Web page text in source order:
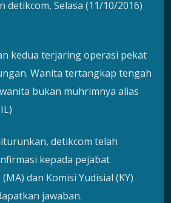
detikcom, Selasa (11/10/2016)
kedua terjaring operasi pekat
Wanita tertangkap tengah
bukan muhrimnya alias
detikcom telah
kepada pejabat
dan Komisi Yudisial (KY)
jawaban.